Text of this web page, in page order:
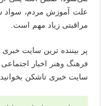
علت آموزش مردم،
مراقبتی زیاد مهم است.
پر بیننده ترین سایت
فرهنگ وهنر
اخبار
سایت خبری تاشکن